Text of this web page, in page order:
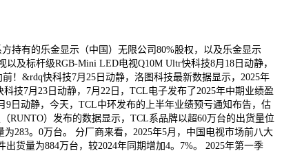
持有的乐金显示（中国）无限公司80%股权，以及乐金显示
及标杆级RGB-Mini LED电视Q10M Ultr快科技8月18日动静，
！&rdq快科技7月25日动静，洛图科技最新数据显示，2025年
技7月23日动静，7月22日，TCL电子发布了2025年中期业绩盈
9日动静，今天，TCL中环发布的上半年业绩预亏通知布告，估
RUNTO）发布的数据显示，TCL系品牌以超60万台的出货量位
283。0万台。 分厂商来看，2025年5月，中国电视市场前八大
货量为884万台，较2024年同期增加4。7%。 2025年第一季